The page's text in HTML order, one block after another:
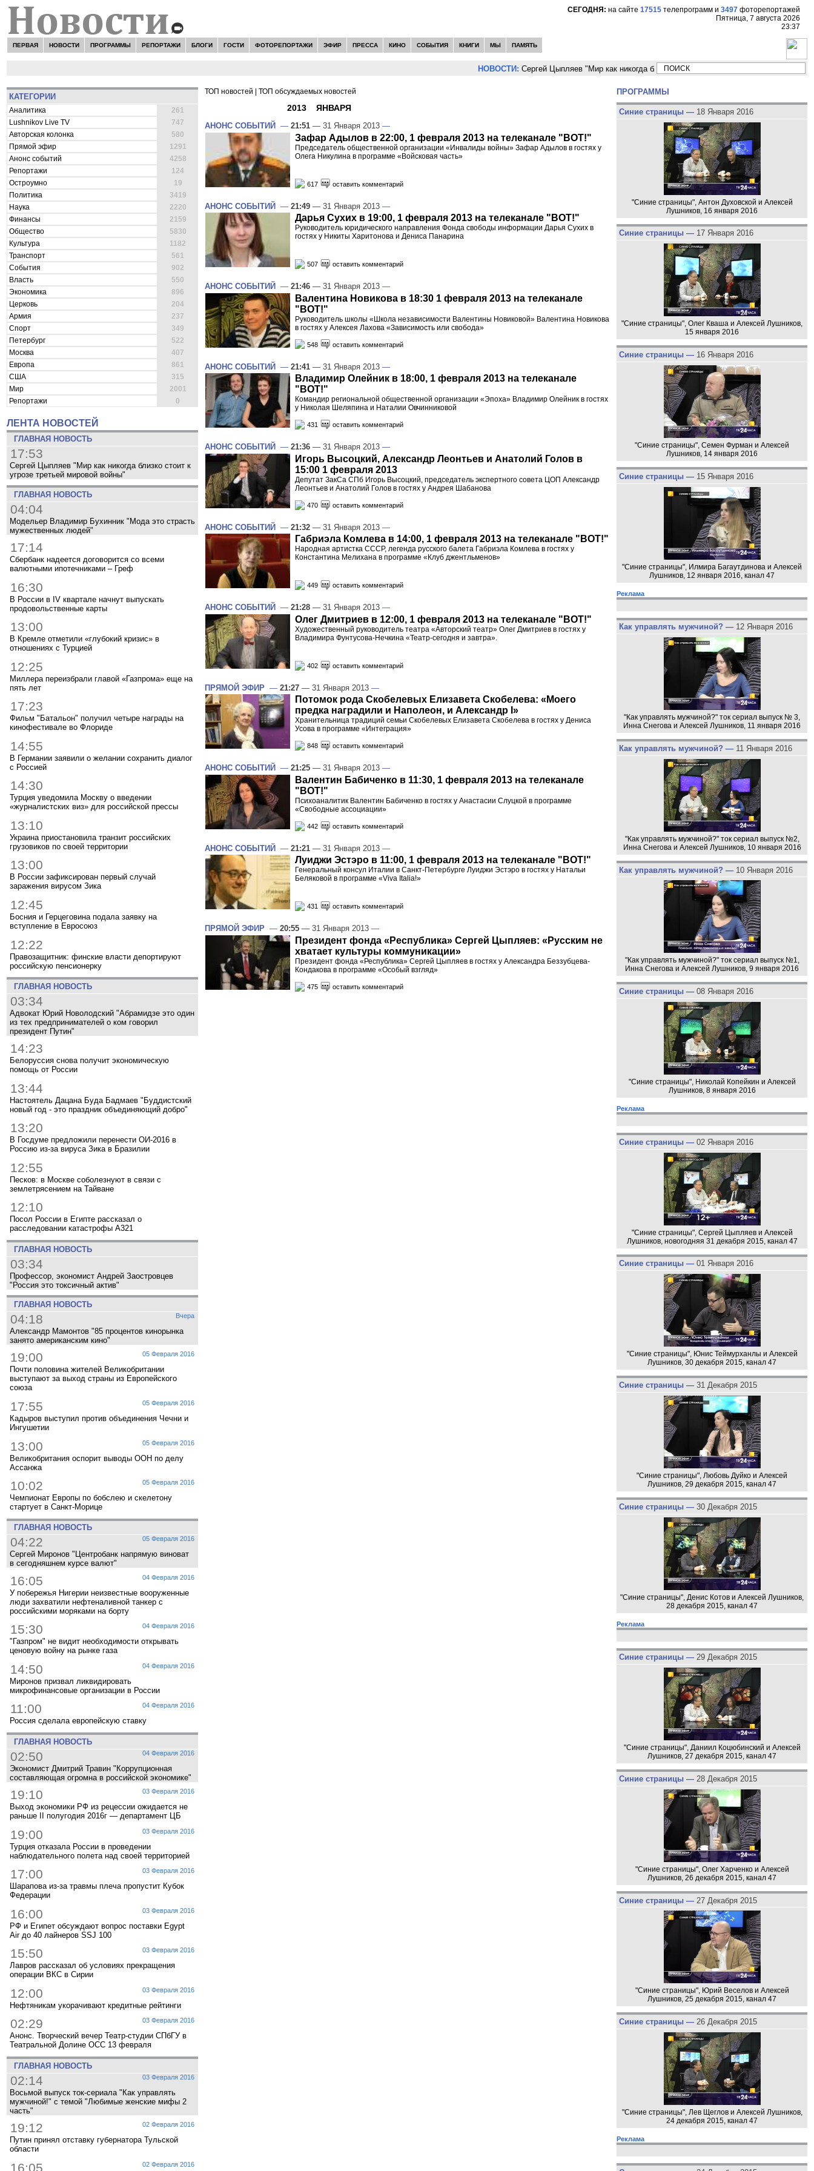
СЕГОДНЯ: на сайте 17515 телепрограмм и 3497 фоторепортажей
Пятница, 7 августа 2026
23:37
ПЕРВАЯ НОВОСТИ ПРОГРАММЫ РЕПОРТАЖИ БЛОГИ ГОСТИ ФОТОРЕПОРТАЖИ ЭФИР ПРЕССА КИНО СОБЫТИЯ КНИГИ МЫ ПАМЯТЬ
НОВОСТИ: Сергей Цыпляев "Мир как никогда близко стоит к угрозе третьей мировой войны"
КАТЕГОРИИ
Аналитика
261
Lushnikov Live TV
747
Авторская колонка
580
Прямой эфир
1291
Анонс событий
4258
Репортажи
124
Остроумно
19
Политика
3419
Наука
2220
Финансы
2159
Общество
5830
Культура
1182
Транспорт
561
События
902
Власть
550
Экономика
896
Церковь
204
Армия
237
Спорт
349
Петербург
522
Москва
407
Европа
861
США
315
Мир
2001
Репортажи
0
ЛЕНТА НОВОСТЕЙ
ГЛАВНАЯ НОВОСТЬ
17:53
Сергей Цыпляев "Мир как никогда близко стоит к
угрозе третьей мировой войны"
ГЛАВНАЯ НОВОСТЬ
04:04
Модельер Владимир Бухинник "Мода это страсть
мужественных людей"
17:14
Сбербанк надеется договорится со всеми
валютными ипотечниками – Греф
16:30
В России в IV квартале начнут выпускать
продовольственные карты
13:00
В Кремле отметили «глубокий кризис» в
отношениях с Турцией
12:25
Миллера переизбрали главой «Газпрома» еще на
пять лет
17:23
Фильм "Батальон" получил четыре награды на
кинофестивале во Флориде
14:55
В Германии заявили о желании сохранить диалог
с Россией
14:30
Турция уведомила Москву о введении
«журналистских виз» для российской прессы
13:10
Украина приостановила транзит российских
грузовиков по своей территории
13:00
В России зафиксирован первый случай
заражения вирусом Зика
12:45
Босния и Герцеговина подала заявку на
вступление в Евросоюз
12:22
Правозащитник: финские власти депортируют
российскую пенсионерку
ГЛАВНАЯ НОВОСТЬ
03:34
Адвокат Юрий Новолодский "Абрамидзе это один
из тех предпринимателей о ком говорил
президент Путин"
14:23
Белоруссия снова получит экономическую
помощь от России
13:44
Настоятель Дацана Буда Бадмаев "Буддистский
новый год - это праздник объединяющий добро"
13:20
В Госдуме предложили перенести ОИ-2016 в
Россию из-за вируса Зика в Бразилии
12:55
Песков: в Москве соболезнуют в связи с
землетрясением на Тайване
12:10
Посол России в Египте рассказал о
расследовании катастрофы A321
ГЛАВНАЯ НОВОСТЬ
03:34
Профессор, экономист Андрей Заостровцев
"Россия это токсичный актив"
ГЛАВНАЯ НОВОСТЬ
Вчера
04:18
Александр Мамонтов "85 процентов кинорынка
занято американским кино"
05 Февраля 2016
19:00
Почти половина жителей Великобритании
выступают за выход страны из Европейского
союза
05 Февраля 2016
17:55
Кадыров выступил против объединения Чечни и
Ингушетии
05 Февраля 2016
13:00
Великобритания оспорит выводы ООН по делу
Ассанжа
05 Февраля 2016
10:02
Чемпионат Европы по бобслею и скелетону
стартует в Санкт-Морице
ГЛАВНАЯ НОВОСТЬ
05 Февраля 2016
04:22
Сергей Миронов "Центробанк напрямую виноват
в сегодняшнем курсе валют"
04 Февраля 2016
16:05
У побережья Нигерии неизвестные вооруженные
люди захватили нефтеналивной танкер с
российскими моряками на борту
04 Февраля 2016
15:30
"Газпром" не видит необходимости открывать
ценовую войну на рынке газа
04 Февраля 2016
14:50
Миронов призвал ликвидировать
микрофинансовые организации в России
04 Февраля 2016
11:00
Россия сделала европейскую ставку
ГЛАВНАЯ НОВОСТЬ
04 Февраля 2016
02:50
Экономист Дмитрий Травин "Коррупционная
составляющая огромна в российской экономике"
03 Февраля 2016
19:10
Выход экономики РФ из рецессии ожидается не
раньше II полугодия 2016г — департамент ЦБ
03 Февраля 2016
19:00
Турция отказала России в проведении
наблюдательного полета над своей территорией
03 Февраля 2016
17:00
Шарапова из-за травмы плеча пропустит Кубок
Федерации
03 Февраля 2016
16:00
РФ и Египет обсуждают вопрос поставки Egypt
Air до 40 лайнеров SSJ 100
03 Февраля 2016
15:50
Лавров рассказал об условиях прекращения
операции ВКС в Сирии
03 Февраля 2016
12:00
Нефтяникам укорачивают кредитные рейтинги
03 Февраля 2016
02:29
Анонс. Творческий вечер Театр-студии СПбГУ в
Театральной Долине ОСС 13 февраля
ГЛАВНАЯ НОВОСТЬ
03 Февраля 2016
02:14
Восьмой выпуск ток-сериала "Как управлять
мужчиной!" с темой "Любимые женские мифы 2
часть"
02 Февраля 2016
19:12
Путин принял отставку губернатора Тульской
области
02 Февраля 2016
16:05
ТОП новостей ТОП обсуждаемых новостей
2013 ЯНВАРЯ
АНОНС СОБЫТИЙ — 21:51 — 31 Января 2013 —
Зафар Адылов в 22:00, 1 февраля 2013 на телеканале "ВОТ!"
Председатель общественной организации «Инвалиды войны» Зафар Адылов в гостях у
Олега Никулина в программе «Войсковая часть»
617 оставить комментарий
АНОНС СОБЫТИЙ — 21:49 — 31 Января 2013 —
Дарья Сухих в 19:00, 1 февраля 2013 на телеканале "ВОТ!"
Руководитель юридического направления Фонда свободы информации Дарья Сухих в
гостях у Никиты Харитонова и Дениса Панарина
507 оставить комментарий
АНОНС СОБЫТИЙ — 21:46 — 31 Января 2013 —
Валентина Новикова в 18:30 1 февраля 2013 на телеканале
"ВОТ!"
Руководитель школы «Школа независимости Валентины Новиковой» Валентина Новикова
в гостях у Алексея Лахова «Зависимость или свобода»
548 оставить комментарий
АНОНС СОБЫТИЙ — 21:41 — 31 Января 2013 —
Владимир Олейник в 18:00, 1 февраля 2013 на телеканале
"ВОТ!"
Командир региональной общественной организации «Эпоха» Владимир Олейник в гостях
у Николая Шеляпина и Наталии Овчинниковой
431 оставить комментарий
АНОНС СОБЫТИЙ — 21:36 — 31 Января 2013 —
Игорь Высоцкий, Александр Леонтьев и Анатолий Голов в
15:00 1 февраля 2013
Депутат ЗакСа СПб Игорь Высоцкий, председатель экспертного совета ЦОП Александр
Леонтьев и Анатолий Голов в гостях у Андрея Шабанова
470 оставить комментарий
АНОНС СОБЫТИЙ — 21:32 — 31 Января 2013 —
Габриэла Комлева в 14:00, 1 февраля 2013 на телеканале "ВОТ!"
Народная артистка СССР, легенда русского балета Габриэла Комлева в гостях у
Константина Мелихана в программе «Клуб джентльменов»
449 оставить комментарий
АНОНС СОБЫТИЙ — 21:28 — 31 Января 2013 —
Олег Дмитриев в 12:00, 1 февраля 2013 на телеканале "ВОТ!"
Художественный руководитель театра «Авторский театр» Олег Дмитриев в гостях у
Владимира Фунтусова-Нечкина «Театр-сегодня и завтра».
402 оставить комментарий
ПРЯМОЙ ЭФИР — 21:27 — 31 Января 2013 —
Потомок рода Скобелевых Елизавета Скобелева: «Моего
предка наградили и Наполеон, и Александр I»
Хранительница традиций семьи Скобелевых Елизавета Скобелева в гостях у Дениса
Усова в программе «Интеграция»
848 оставить комментарий
АНОНС СОБЫТИЙ — 21:25 — 31 Января 2013 —
Валентин Бабиченко в 11:30, 1 февраля 2013 на телеканале
"ВОТ!"
Психоаналитик Валентин Бабиченко в гостях у Анастасии Слуцкой в программе
«Свободные ассоциации»
442 оставить комментарий
АНОНС СОБЫТИЙ — 21:21 — 31 Января 2013 —
Луиджи Эстэро в 11:00, 1 февраля 2013 на телеканале "ВОТ!"
Генеральный консул Италии в Санкт-Петербурге Луиджи Эстэро в гостях у Натальи
Беляковой в программе «Viva Italia!»
431 оставить комментарий
ПРЯМОЙ ЭФИР — 20:55 — 31 Января 2013 —
Президент фонда «Республика» Сергей Цыпляев: «Русским не
хватает культуры коммуникации»
Президент фонда «Республика» Сергей Цыпляев в гостях у Александра Беззубцева-
Кондакова в программе «Особый взгляд»
475 оставить комментарий
ПРОГРАММЫ
Синие страницы — 18 Января 2016
"Синие страницы", Антон Духовской и Алексей
Лушников, 16 января 2016
Синие страницы — 17 Января 2016
"Синие страницы", Олег Кваша и Алексей Лушников,
15 января 2016
Синие страницы — 16 Января 2016
"Синие страницы", Семен Фурман и Алексей
Лушников, 14 января 2016
Синие страницы — 15 Января 2016
"Синие страницы", Илмира Багаутдинова и Алексей
Лушников, 12 января 2016, канал 47
Реклама
Как управлять мужчиной? — 12 Января 2016
"Как управлять мужчиной?" ток сериал выпуск № 3,
Инна Снегова и Алексей Лушников, 11 января 2016
Как управлять мужчиной? — 11 Января 2016
"Как управлять мужчиной?" ток сериал выпуск №2,
Инна Снегова и Алексей Лушников, 10 января 2016
Как управлять мужчиной? — 10 Января 2016
"Как управлять мужчиной?" ток сериал выпуск №1,
Инна Снегова и Алексей Лушников, 9 января 2016
Синие страницы — 08 Января 2016
"Синие страницы", Николай Копейкин и Алексей
Лушников, 8 января 2016
Реклама
Синие страницы — 02 Января 2016
"Синие страницы", Сергей Цыпляев и Алексей
Лушников, новогодняя 31 декабря 2015, канал 47
Синие страницы — 01 Января 2016
"Синие страницы", Юнис Теймурханлы и Алексей
Лушников, 30 декабря 2015, канал 47
Синие страницы — 31 Декабря 2015
"Синие страницы", Любовь Дуйко и Алексей
Лушников, 29 декабря 2015, канал 47
Синие страницы — 30 Декабря 2015
"Синие страницы", Денис Котов и Алексей Лушников,
28 декабря 2015, канал 47
Реклама
Синие страницы — 29 Декабря 2015
"Синие страницы", Даниил Коцюбинский и Алексей
Лушников, 27 декабря 2015, канал 47
Синие страницы — 28 Декабря 2015
"Синие страницы", Олег Харченко и Алексей
Лушников, 26 декабря 2015, канал 47
Синие страницы — 27 Декабря 2015
"Синие страницы", Юрий Веселов и Алексей
Лушников, 25 декабря 2015, канал 47
Синие страницы — 26 Декабря 2015
"Синие страницы", Лев Щеглов и Алексей Лушников,
24 декабря 2015, канал 47
Реклама